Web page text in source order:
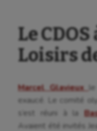
Le
Loisirs
Marcel Glavieux
exaucé. Le comité
s’est réuni à la
Avaient été invités